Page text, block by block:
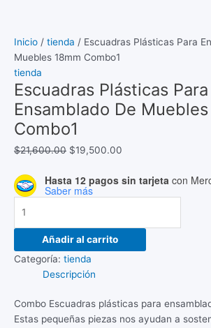
Inicio / tienda / Escuadras Plásticas Para
Muebles 18mm Combo1
tienda
Escuadras Plásticas Para
Ensamblado De
Combo1
$21,600.00 $19,500.00
Hasta 12 pagos sin tarjeta con
Saber más
Añadir al carrito
Categoría: tienda
Descripción
Combo Escuadras plásticas para
Estas pequeñas piezas nos ayudan a